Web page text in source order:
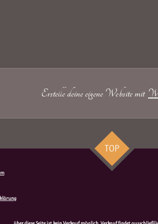
Erstelle deine eigene Website mit
TOP